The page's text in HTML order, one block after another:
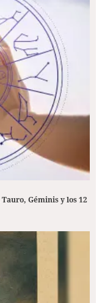
Géminis y los 12